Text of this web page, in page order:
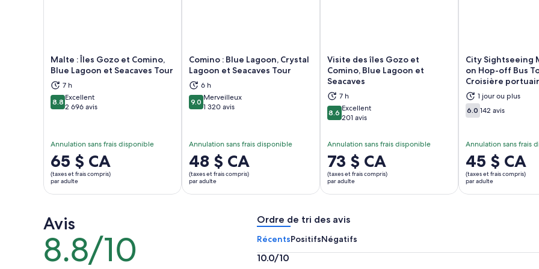
Malte : Îles Gozo et Comino,
Blue Lagoon et Seacaves Tour
7 h
8.88.8 sur 10
Excellent
2 696 avis
Annulation sans frais disponible
Le
prix
est
de 65 $ CA.
adulte
65 $ CA
(taxes et frais compris)
par adulte
S’ouvre dans un nouvel onglet
Comino : Blue Lagoon, Crystal
Lagoon et Seacaves Tour
6 h
9.09.0 sur 10
Merveilleux
1 320 avis
Annulation sans frais disponible
Le
prix
est
de 48 $ CA.
48 $ CA
(taxes et frais compris)
par adulte
S’ouvre dans un nouvel onglet
Visite des îles Gozo et
Comino, Blue Lagoon et
Seacaves
7 h
8.68.6 sur 10
Excellent
201 avis
Annulation sans frais disponible
Le
prix
est
de 73 $ CA.
adulte
73 $ CA
(taxes et frais compris)
par adulte
S’ouvre dans un nouvel onglet
City Sightseeing
on Hop-off Bus
Croisière
1 jour ou plus
6.06.0 sur 10
142 avis
Annulation sans frais
Le
prix
est
de 45 $ CA.
45 $ CA
(taxes et frais compris)
par adulte
Avis
8.8/10
8.8
sur
10
Ordre de tri des avis
RécentsPositifsNégatifs
10.0/10